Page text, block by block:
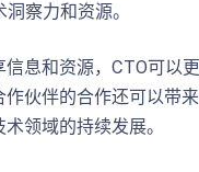
察力和资源。
息和资源，CTO可以
伙伴的合作还可以带
领域的持续发展。